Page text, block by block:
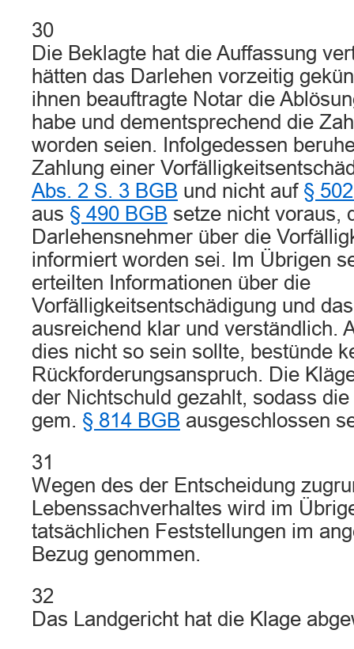
30
Die Beklagte hat die Auffassung
hätten das Darlehen vorzeitig
ihnen beauftragte Notar die
habe und dementsprechend die
worden seien. Infolgedessen
Zahlung einer
Abs. 2 S. 3 BGB und nicht auf §
aus § 490 BGB setze nicht voraus,
Darlehensnehmer über die
informiert worden sei. Im Übrigen
erteilten Informationen über die
Vorfälligkeitsentschädigung und
ausreichend klar und verständlich.
dies nicht so sein sollte, bestünde
Rückforderungsanspruch. Die
der Nichtschuld gezahlt, sodass
gem. § 814 BGB ausgeschlossen
31
Wegen des der Entscheidung
Lebenssachverhaltes wird im
tatsächlichen Feststellungen im
Bezug genommen.
32
Das Landgericht hat die Klage